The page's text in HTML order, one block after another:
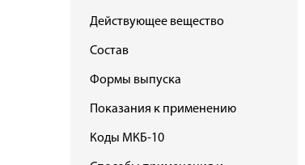
Действующее вещество
Состав
Формы выпуска
Показания к применению
Коды МКБ-10